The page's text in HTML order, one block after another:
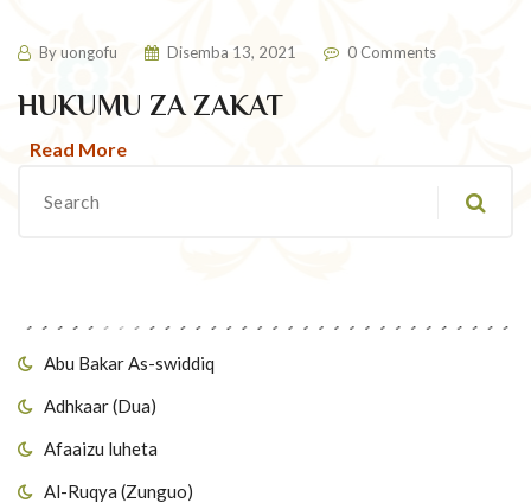
Byuongofu Disemba 13, 2021 0 Comments
HUKUMU ZA ZAKAT
Read More
Abu Bakar As-swiddiq
Adhkaar (Dua)
Afaaizu luheta
Al-Ruqya (Zunguo)